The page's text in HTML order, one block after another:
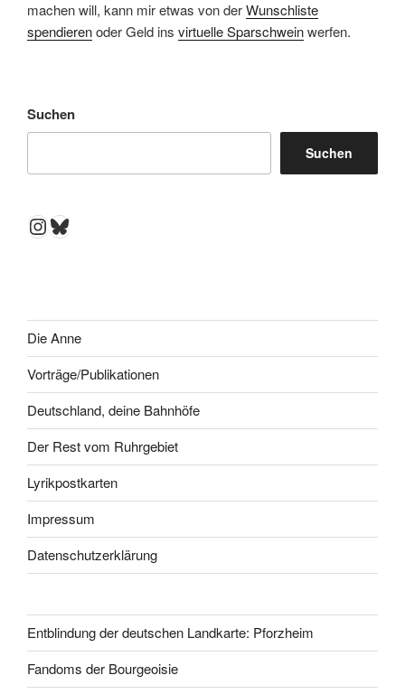
machen will, kann mir etwas von derWunschliste
spendierenoder Geld ins virtuelle Sparschweinwerfen.
Suchen
Suchen
Instagram
Bluesky
Die Anne
Vorträge/Publikationen
Deutschland, deine Bahnhöfe
Der Rest vom Ruhrgebiet
Lyrikpostkarten
Impressum
Datenschutzerklärung
Entblindung der deutschen Landkarte: Pforzheim
Fandoms der Bourgeoisie